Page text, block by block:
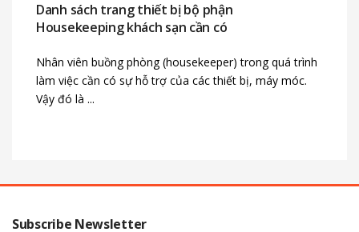
Remember me
Danh sách trang thiết bị bộ phận
Housekeeping khách sạn cần có
Nhân viên buồng phòng (housekeeper) trong quá trình
làm việc cần có sự hỗ trợ của các thiết bị, máy móc.
Vậy đó là ...
Subscribe Newsletter